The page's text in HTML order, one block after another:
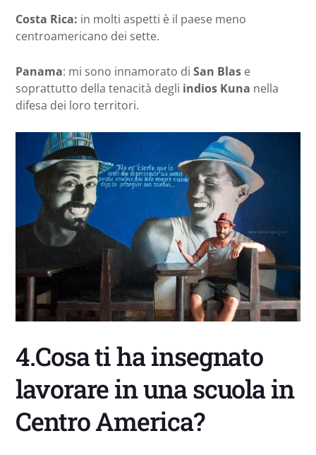
Costa Rica: in molti aspetti è il paese meno
centroamericano dei sette.
Panama: mi sono innamorato di San Blas e
soprattutto della tenacità degli indios Kuna nella
difesa dei loro territori.
4.Cosa ti ha insegnato
lavorare in una scuola in
Centro America?